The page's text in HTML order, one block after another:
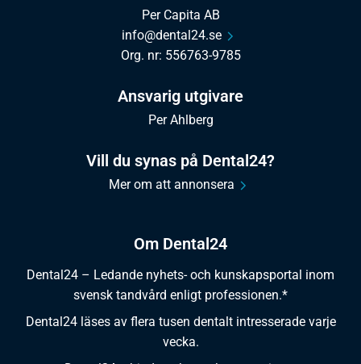
Om Dental24
Dental24 – Ledande nyhets- och kunskapsportal inom
svensk tandvård enligt professionen.*
Dental24 läses av flera tusen dentalt intresserade varje
vecka.
Per Capita AB
info@dental24.se
Org. nr: 556763-9785
Ansvarig utgivare
Per Ahlberg
Vill du synas på Dental24?
Mer om att annonsera